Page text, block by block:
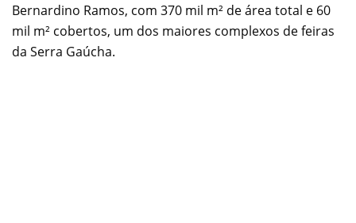
Bernardino Ramos, com 370 mil m² de área total e 60
mil m² cobertos, um dos maiores complexos de feiras
da Serra Gaúcha.